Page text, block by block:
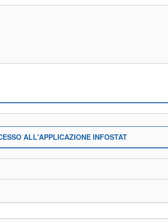
ALL'APPLICAZIONE INFOSTAT